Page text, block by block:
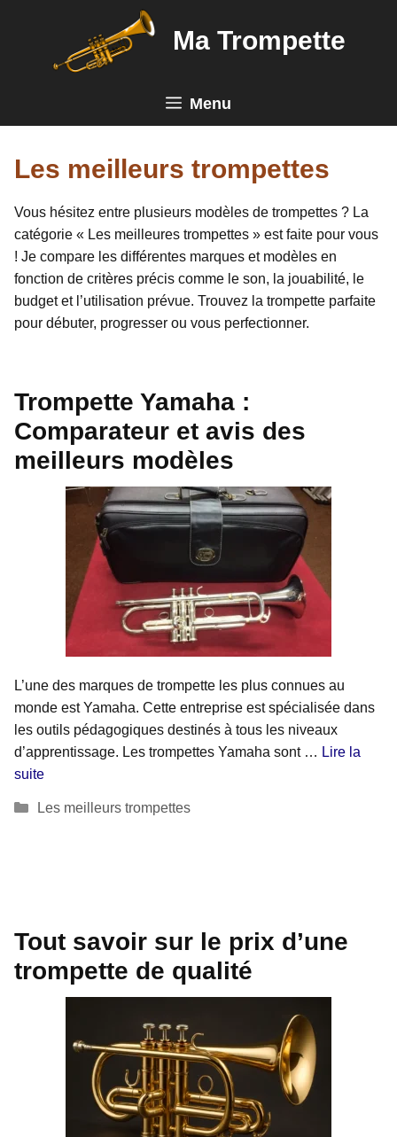
Ma Trompette
Menu
Les meilleurs trompettes
Vous hésitez entre plusieurs modèles de trompettes ? La
catégorie « Les meilleures trompettes » est faite pour vous
! Je compare les différentes marques et modèles en
fonction de critères précis comme le son, la jouabilité, le
budget et l’utilisation prévue. Trouvez la trompette parfaite
pour débuter, progresser ou vous perfectionner.
Trompette Yamaha :
Comparateur et avis des
meilleurs modèles
L’une des marques de trompette les plus connues au
monde est Yamaha. Cette entreprise est spécialisée dans
les outils pédagogiques destinés à tous les niveaux
d’apprentissage. Les trompettes Yamaha sont … Lire la
suite
Catégories
Les meilleurs trompettes
Tout savoir sur le prix d’une
trompette de qualité